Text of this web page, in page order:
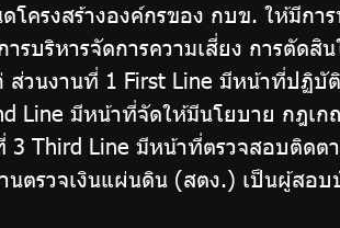
งสร้างองค์กรของ กบข. ให้มีการ
รบริหารจัดการความเสี่ยง การตัด
วนงานที่ 1 First Line มีหน้าที่ปฏิบั
Line มีหน้าที่จัดให้มีนโยบาย กฎเ
3 Third Line มีหน้าที่ตรวจสอบติด
นตรวจเงินแผ่นดิน (สตง.) เป็นผู้